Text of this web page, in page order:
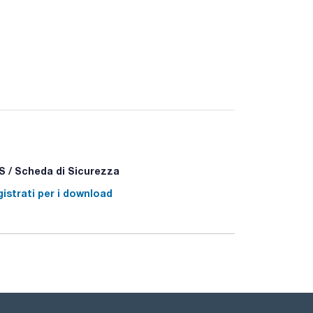
/ Scheda di Sicurezza
per i download